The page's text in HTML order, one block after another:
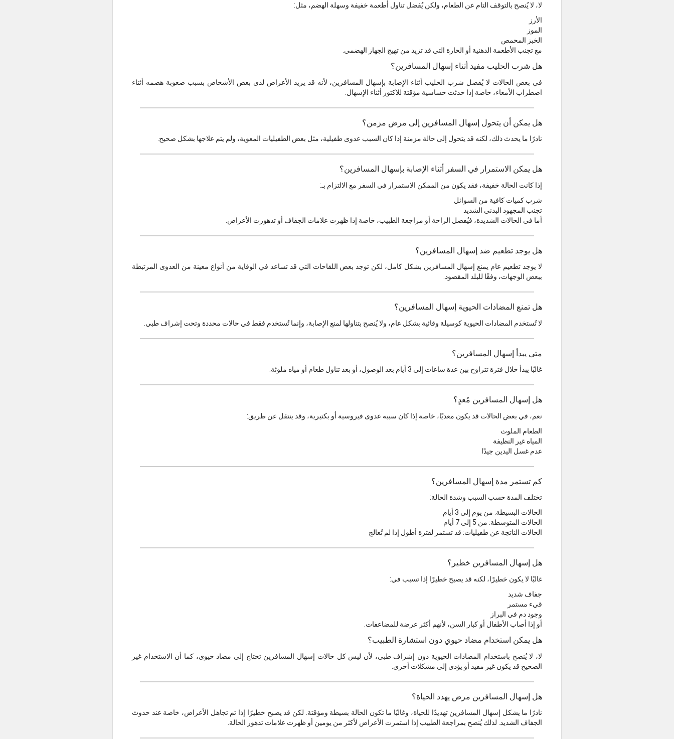
لا، لا يُنصح بالتوقف التام عن الطعام، ولكن يُفضل تناول أطعمة خفيفة وسهلة الهضم، مثل:
الأرز
الموز
الخبز المحمص
مع تجنب الأطعمة الدهنية أو الحارة التي قد تزيد من تهيج الجهاز الهضمي.
هل شرب الحليب مفيد أثناء إسهال المسافرين؟
في بعض الحالات لا يُفضل شرب الحليب أثناء الإصابة بإسهال المسافرين، لأنه قد يزيد الأعراض لدى بعض الأشخاص بسبب صعوبة هضمه أثناء
اضطراب الأمعاء، خاصة إذا حدثت حساسية مؤقتة للاكتوز أثناء الإسهال.
هل يمكن أن يتحول إسهال المسافرين إلى مرض مزمن؟
نادرًا ما يحدث ذلك، لكنه قد يتحول إلى حالة مزمنة إذا كان السبب عدوى طفيلية، مثل بعض الطفيليات المعوية، ولم يتم علاجها بشكل صحيح.
هل يمكن الاستمرار في السفر أثناء الإصابة بإسهال المسافرين؟
إذا كانت الحالة خفيفة، فقد يكون من الممكن الاستمرار في السفر مع الالتزام بـ:
شرب كميات كافية من السوائل
تجنب المجهود البدني الشديد
أما في الحالات الشديدة، فيُفضل الراحة أو مراجعة الطبيب، خاصة إذا ظهرت علامات الجفاف أو تدهورت الأعراض.
هل يوجد تطعيم ضد إسهال المسافرين؟
لا يوجد تطعيم عام يمنع إسهال المسافرين بشكل كامل، لكن توجد بعض اللقاحات التي قد تساعد في الوقاية من أنواع معينة من العدوى المرتبطة
ببعض الوجهات، وفقًا للبلد المقصود.
هل تمنع المضادات الحيوية إسهال المسافرين؟
لا تُستخدم المضادات الحيوية كوسيلة وقائية بشكل عام، ولا يُنصح بتناولها لمنع الإصابة، وإنما تُستخدم فقط في حالات محددة وتحت إشراف طبي.
متى يبدأ إسهال المسافرين؟
غالبًا يبدأ خلال فترة تتراوح بين عدة ساعات إلى 3 أيام بعد الوصول، أو بعد تناول طعام أو مياه ملوثة.
هل إسهال المسافرين مُعدٍ؟
نعم، في بعض الحالات قد يكون معديًا، خاصة إذا كان سببه عدوى فيروسية أو بكتيرية، وقد ينتقل عن طريق:
الطعام الملوث
المياه غير النظيفة
عدم غسل اليدين جيدًا
كم تستمر مدة إسهال المسافرين؟
تختلف المدة حسب السبب وشدة الحالة:
الحالات البسيطة: من يوم إلى 3 أيام
الحالات المتوسطة: من 5 إلى 7 أيام
الحالات الناتجة عن طفيليات: قد تستمر لفترة أطول إذا لم تُعالج
هل إسهال المسافرين خطير؟
غالبًا لا يكون خطيرًا، لكنه قد يصبح خطيرًا إذا تسبب في:
جفاف شديد
قيء مستمر
وجود دم في البراز
أو إذا أصاب الأطفال أو كبار السن، لأنهم أكثر عرضة للمضاعفات.
هل يمكن استخدام مضاد حيوي دون استشارة الطبيب؟
لا، لا يُنصح باستخدام المضادات الحيوية دون إشراف طبي، لأن ليس كل حالات إسهال المسافرين تحتاج إلى مضاد حيوي، كما أن الاستخدام غير
الصحيح قد يكون غير مفيد أو يؤدي إلى مشكلات أخرى.
هل إسهال المسافرين مرض يهدد الحياة؟
نادرًا ما يشكل إسهال المسافرين تهديدًا للحياة، وغالبًا ما تكون الحالة بسيطة ومؤقتة. لكن قد يصبح خطيرًا إذا تم تجاهل الأعراض، خاصة عند حدوث
الجفاف الشديد. لذلك يُنصح بمراجعة الطبيب إذا استمرت الأعراض لأكثر من يومين أو ظهرت علامات تدهور الحالة.